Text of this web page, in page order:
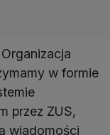
w formie
przez ZUS,
wiadomości